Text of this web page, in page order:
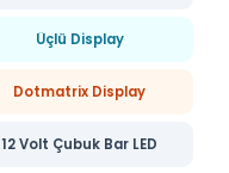
Üçlü Display
Dotmatrix Display
12 Volt Çubuk Bar LED